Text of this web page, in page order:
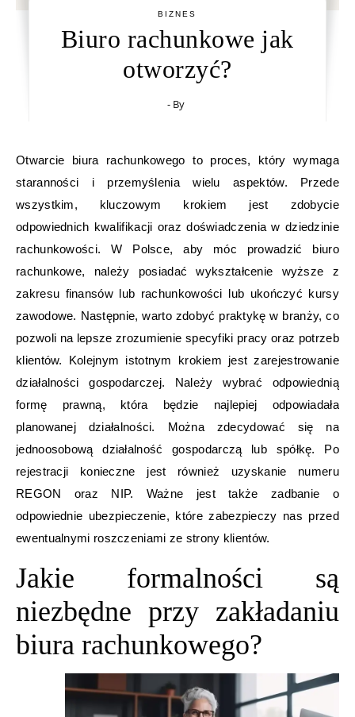
BIZNES
Biuro rachunkowe jak
otworzyć?
- By
Otwarcie biura rachunkowego to proces, który wymaga
staranności i przemyślenia wielu aspektów. Przede
wszystkim, kluczowym krokiem jest zdobycie
odpowiednich kwalifikacji oraz doświadczenia w dziedzinie
rachunkowości. W Polsce, aby móc prowadzić biuro
rachunkowe, należy posiadać wykształcenie wyższe z
zakresu finansów lub rachunkowości lub ukończyć kursy
zawodowe. Następnie, warto zdobyć praktykę w branży, co
pozwoli na lepsze zrozumienie specyfiki pracy oraz potrzeb
klientów. Kolejnym istotnym krokiem jest zarejestrowanie
działalności gospodarczej. Należy wybrać odpowiednią
formę prawną, która będzie najlepiej odpowiadała
planowanej działalności. Można zdecydować się na
jednoosobową działalność gospodarczą lub spółkę. Po
rejestracji konieczne jest również uzyskanie numeru
REGON oraz NIP. Ważne jest także zadbanie o
odpowiednie ubezpieczenie, które zabezpieczy nas przed
ewentualnymi roszczeniami ze strony klientów.
Jakie formalności są
niezbędne przy zakładaniu
biura rachunkowego?